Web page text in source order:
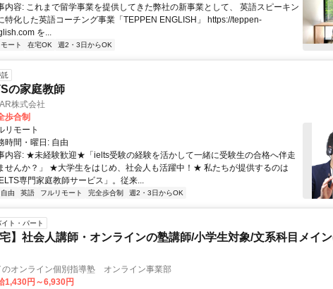
内容: これまで留学事業を提供してきた弊社の新事業として、 英語スピーキン
特化した英語コーチング事業「TEPPEN ENGLISH」 https://teppen-
を...
ート 在宅OK 週2・3日からOK
の家庭教師
株式会社
歩合制
リモート
時間・曜日: 自由
内容: ★未経験歓迎★「ielts受験の経験を活かして一緒に受験生の合格へ伴走
せんか？」 ★大学生をはじめ、社会人も活躍中！★ 私たちが提供するのは
専門家庭教師サービス」。従来...
由 英語 フルリモート 完全歩合制 週2・3日からOK
イト・パート
宅】社会人講師・オンラインの塾講師/小学生対象/文系科目メイ
のオンライン個別指導塾 オンライン事業部
1,430円～6,930円